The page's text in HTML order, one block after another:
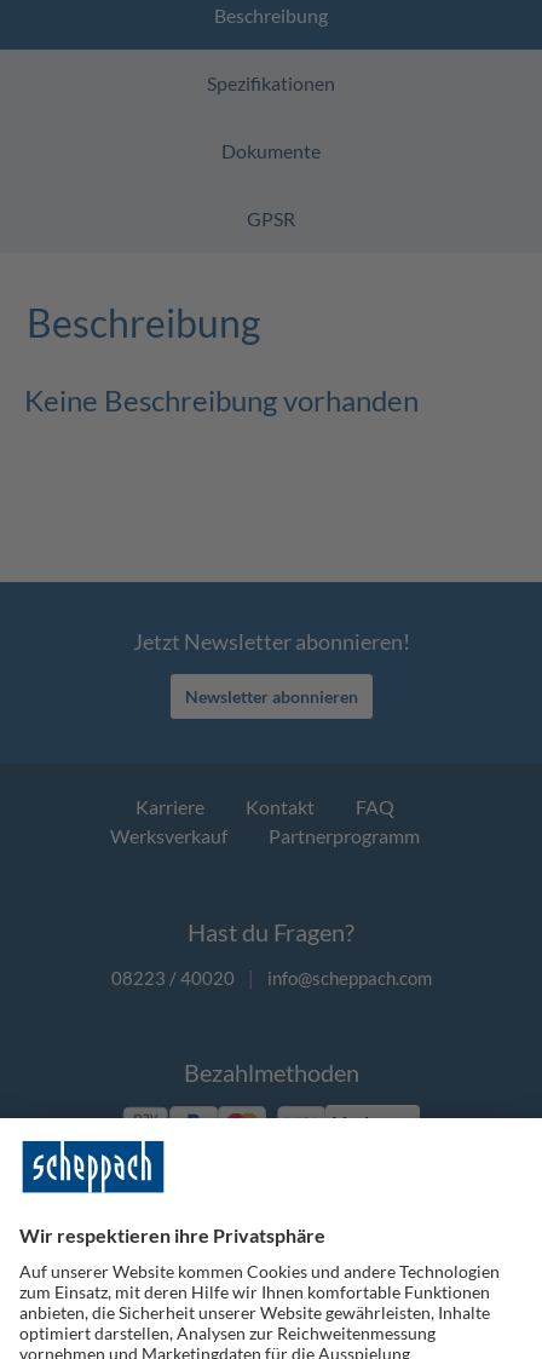
Beschreibung
Spezifikationen
Dokumente
GPSR
Beschreibung
Keine Beschreibung vorhanden
Jetzt Newsletter abonnieren!
Newsletter abonnieren
Karriere Kontakt
FAQ
Werksverkauf
Partnerprogramm
Hast du Fragen?
08223 / 40020 | info@scheppach.com
Bezahlmethoden
Vorkasse
Folge uns auf Social Media